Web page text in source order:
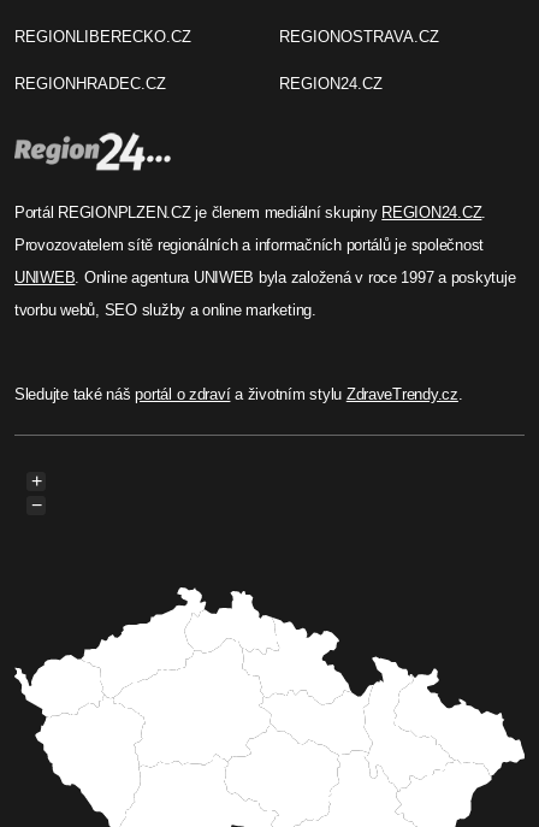
REGIONLIBERECKO.CZ
REGIONHRADEC.CZ
REGIONOSTRAVA.CZ
REGION24.CZ
Portál REGIONPLZEN.CZ je členem mediální skupiny REGION24.CZ.
Provozovatelem sítě regionálních a informačních portálů je společnost
UNIWEB. Online agentura UNIWEB byla založená v roce 1997 a poskytuje
tvorbu webů, SEO služby a online marketing.
Sledujte také nášportál o zdravía životním stylu ZdraveTrendy.cz.
+
−